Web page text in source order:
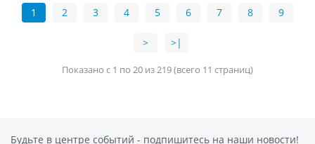
1 2 3 4 5 6 7 8 9
> >|
Показано с 1 по 20 из 219 (всего 11 страниц)
Будьте в центре событий - подпишитесь на наши новости!